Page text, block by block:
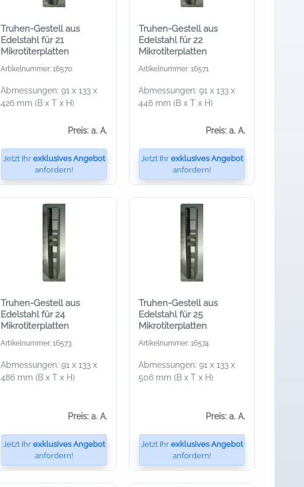
Truhen-Gestell aus
Edelstahl für 21
Mikrotiterplatten
Artikelnummer: 16570
Abmessungen: 91 x 133 x
426 mm (B x T x H)
Preis: a. A.
Jetzt Ihr exklusives Angebot
anfordern!
Truhen-Gestell aus
Edelstahl für 22
Mikrotiterplatten
Artikelnummer: 16571
Abmessungen: 91 x 133 x
446 mm (B x T x H)
Preis: a. A.
Jetzt Ihr exklusives Angebot
anfordern!
Truhen-Gestell aus
Edelstahl für 24
Mikrotiterplatten
Artikelnummer: 16573
Abmessungen: 91 x 133 x
486 mm (B x T x H)
Preis: a. A.
Jetzt Ihr exklusives Angebot
anfordern!
Truhen-Gestell aus
Edelstahl für 25
Mikrotiterplatten
Artikelnummer: 16574
Abmessungen: 91 x 133 x
506 mm (B x T x H)
Preis: a. A.
Jetzt Ihr exklusives Angebot
anfordern!